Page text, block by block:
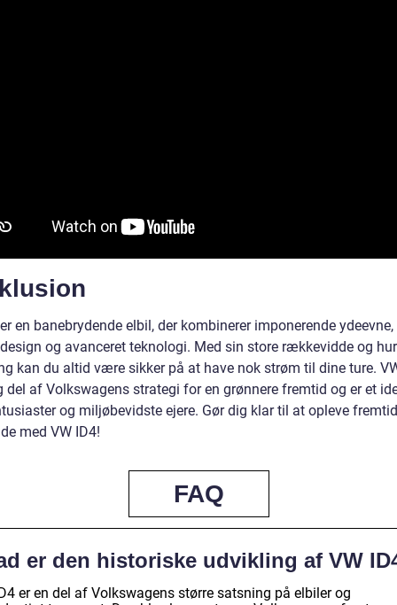
en banebrydende elbil, der kombinerer imponerende ydeevne,
og avanceret teknologi. Med sin store rækkevidde og
kan du altid være sikker på at have nok strøm til dine ture.
del af Volkswagens strategi for en grønnere fremtid og er et
og miljøbevidste ejere. Gør dig klar til at opleve
med VW ID4!
FAQ
er den historiske udvikling af VW
er en del af Volkswagens større satsning på elbiler og